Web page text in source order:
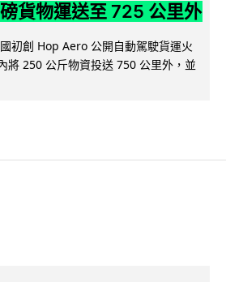
貨物運送至 725 公里外
國初創 Hop Aero 公開自動駕駛貨運火
將 250 公斤物資投送 750 公里外，並